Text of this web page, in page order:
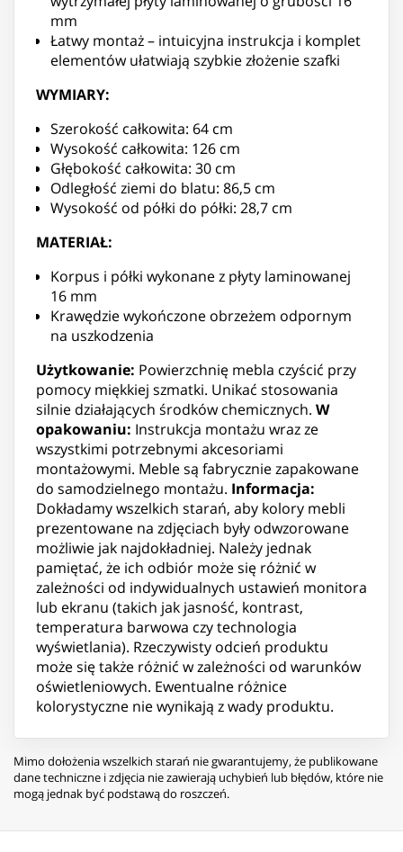
mm
Łatwy montaż – intuicyjna instrukcja i komplet
elementów ułatwiają szybkie złożenie szafki
WYMIARY:
Szerokość całkowita: 64 cm
Wysokość całkowita: 126 cm
Głębokość całkowita: 30 cm
Odległość ziemi do blatu: 86,5 cm
Wysokość od półki do półki: 28,7 cm
MATERIAŁ:
Korpus i półki wykonane z płyty laminowanej
16 mm
Krawędzie wykończone obrzeżem odpornym
na uszkodzenia
Użytkowanie: Powierzchnię mebla czyścić przy
pomocy miękkiej szmatki. Unikać stosowania
silnie działających środków chemicznych. W
opakowaniu: Instrukcja montażu wraz ze
wszystkimi potrzebnymi akcesoriami
montażowymi. Meble są fabrycznie zapakowane
do samodzielnego montażu. Informacja:
Dokładamy wszelkich starań, aby kolory mebli
prezentowane na zdjęciach były odwzorowane
możliwie jak najdokładniej. Należy jednak
pamiętać, że ich odbiór może się różnić w
zależności od indywidualnych ustawień monitora
lub ekranu (takich jak jasność, kontrast,
temperatura barwowa czy technologia
wyświetlania). Rzeczywisty odcień produktu
może się także różnić w zależności od warunków
oświetleniowych. Ewentualne różnice
kolorystyczne nie wynikają z wady produktu.
Mimo dołożenia wszelkich starań nie gwarantujemy, że publikowane
dane techniczne i zdjęcia nie zawierają uchybień lub błędów, które nie
mogą jednak być podstawą do roszczeń.